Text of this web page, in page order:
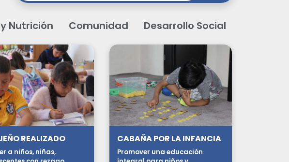
Nutrición Comunidad Desarrollo Social
REALIZADO
a niños, niñas,
CABAÑA POR LA INFANCIA
Promover una educación